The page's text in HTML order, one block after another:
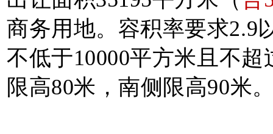
商务用地。容积率要求2.9
不低于10000平方米且不
限高80米，南侧限高90米